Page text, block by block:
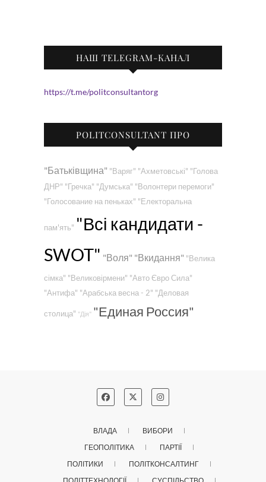
НАШ TELEGRAM-КАНАЛ
https://t.me/politconsultantorg
POLITCONSULTANT ПРО
"Батьківщина" "Варяг" "Ахметовські" "Голова
ДНР" "Гречка" "Думська" "Волонтери перемоги"
"Голосование на пеньках" "Електоральна
пам'ять" "Всі кандидати -
SWOT" "Воля" "Вкидання" "Велика
сімка" "Великовірмени" "Авто Євро Сила"
"Антифа" "Арабська весна - 2" "Деловая
столица" "Дія" "Единая Россия"
ВЛАДА
ВИБОРИ
ГЕОПОЛІТИКА
ПАРТІЇ
ПОЛІТИКИ
ПОЛІТКОНСАЛТИНГ